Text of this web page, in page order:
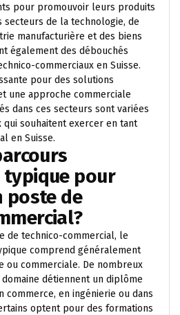
pour promouvoir leurs produits
secteurs de la technologie, de
manufacturière et des biens
également des débouchés
commerciaux en Suisse.
pour des solutions
une approche commerciale
dans ces secteurs sont variées
souhaitent exercer en tant
en Suisse.
typique pour
poste de
de technico-commercial, le
comprend généralement
ou commerciale. De nombreux
détiennent un diplôme
commerce, en ingénierie ou dans
optent pour des formations